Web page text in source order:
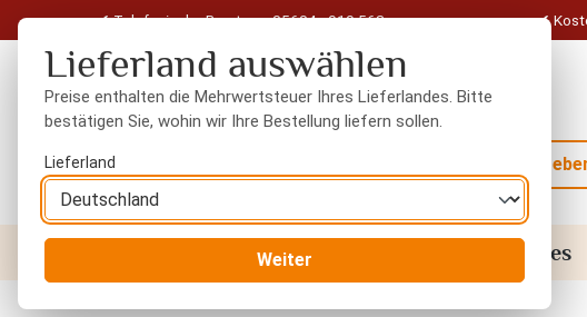
Hauptinhalt springen
Zur Suche springen
Zur Hauptnavigation springen
Telefonische Beratung: 05604 - 919 563
Trockenfrüchte Gewürze Orientalisches
Lieferland auswählen
Preise enthalten die Mehrwertsteuer Ihres Lieferlandes. Bitte
bestätigen Sie, wohin wir Ihre Bestellung liefern sollen.
Lieferland
Weiter